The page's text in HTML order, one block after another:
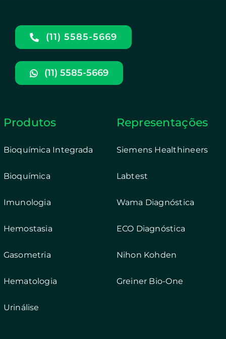
(11) 5585-5669
(11) 5585-5669
Produtos
Bioquímica Integrada
Bioquímica
Imunologia
Hemostasia
Gasometria
Hematologia
Urinálise
Representações
Siemens Healthineers
Labtest
Wama Diagnóstica
ECO Diagnóstica
Nihon Kohden
Greiner Bio-One